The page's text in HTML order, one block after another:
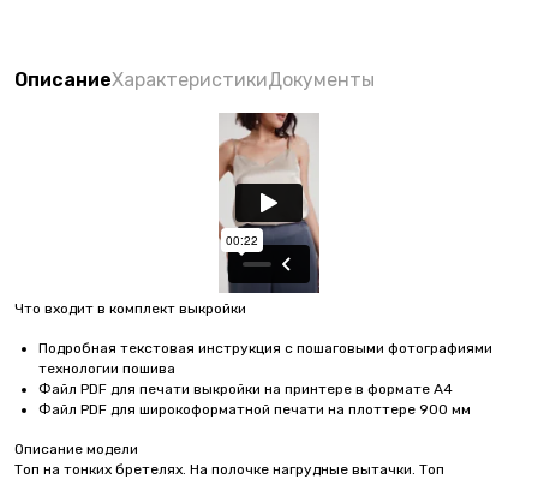
ОписаниеХарактеристикиДокументы
Что входит в комплект выкройки
Подробная текстовая инструкция с пошаговыми фотографиями
технологии пошива
Файл PDF для печати выкройки на принтере в формате А4
Файл PDF для широкоформатной печати на плоттере 900 мм
Описание модели
Топ на тонких бретелях. На полочке нагрудные вытачки. Топ